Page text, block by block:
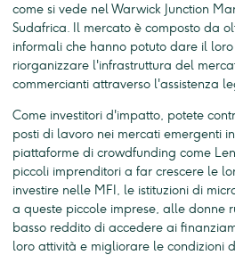
come si vede nel Warwick Junction
Sudafrica. Il mercato è composto da
informali che hanno potuto dare il
riorganizzare l'infrastruttura del
commercianti attraverso l'assistenza
Come investitori d'impatto, potete
posti di lavoro nei mercati emergenti
piattaforme di crowdfunding come
piccoli imprenditori a far crescere le
investire nelle MFI, le istituzioni di
a queste piccole imprese, alle donne
basso reddito di accedere ai
loro attività e migliorare le condizioni